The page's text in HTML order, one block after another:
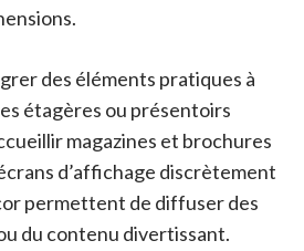
des éléments pratiques à
étagères ou présentoirs
magazines et brochures
d’affichage discrètement
permettent de diffuser des
du contenu divertissant.